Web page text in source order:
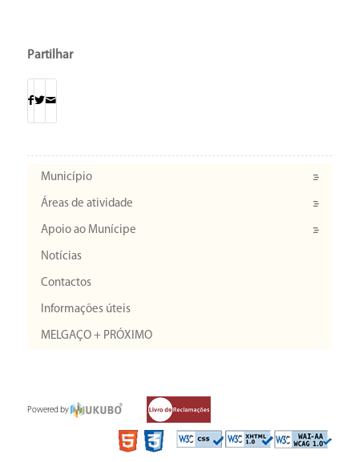
Partilhar
Município
Áreas de atividade
Apoio ao Munícipe
Notícias
Contactos
Informações úteis
MELGAÇO + PRÓXIMO
Powered by